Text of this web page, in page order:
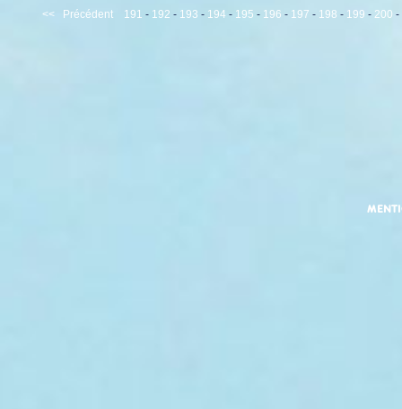
<< Précédent 191 - 192 - 193 - 194 - 195 - 196 - 197 - 198 - 199 - 200 -